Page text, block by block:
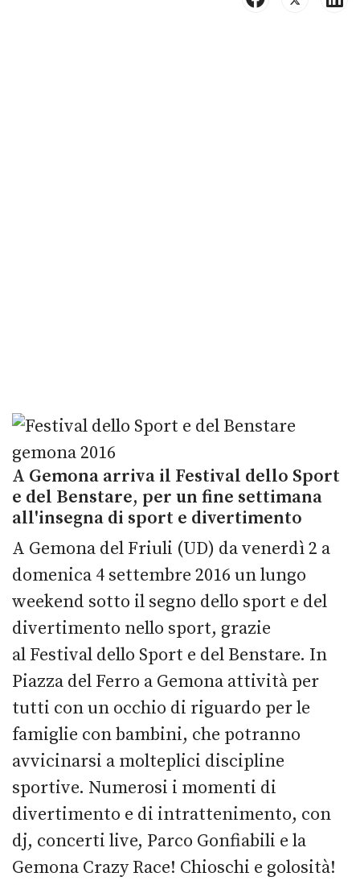
A Gemona arriva il Festival dello Sport
e del Benstare, per un fine settimana
all'insegna di sport e divertimento
A Gemona del Friuli (UD) da venerdì 2 a
domenica 4 settembre 2016 un lungo
weekend sotto il segno dello sport e del
divertimento nello sport, grazie
al Festival dello Sport e del Benstare. In
Piazza del Ferro a Gemona attività per
tutti con un occhio di riguardo per le
famiglie con bambini, che potranno
avvicinarsi a molteplici discipline
sportive. Numerosi i momenti di
divertimento e di intrattenimento, con
dj, concerti live, Parco Gonfiabili e la
Gemona Crazy Race! Chioschi e golosità!